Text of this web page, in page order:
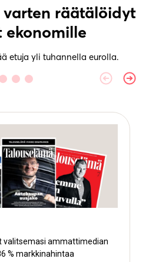
varten räätälöidyt
ekonomille
etuja yli tuhannella eurolla.
Turvalta
Ekonomien jäsenenä